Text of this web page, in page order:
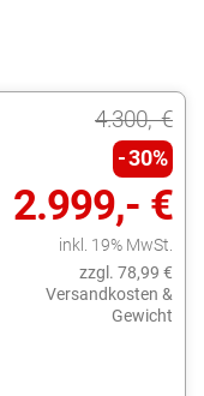
4.300,- €
30%
2.999,- €
inkl. 19% MwSt.
zzgl. 78,99 €
Versandkosten &
Gewicht